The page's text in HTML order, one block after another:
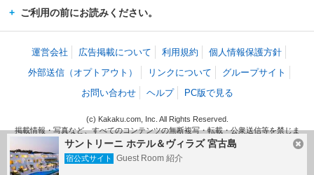
サントリーニ ホテル＆ヴィラズ 宮古島
宿公式サイト Guest Room 紹介
ご利用の前にお読みください。
運営会社 広告掲載について 利用規約
個人情報保護方針
外部送信（オプトアウト）
リンクについて
グループサイト
お問い合わせ
ヘルプ PC版で見る
(c) Kakaku.com, Inc. All Rights Reserved.
掲載情報・写真など、すべてのコンテンツの無断複写・転載・公衆送信等を禁じま
す。